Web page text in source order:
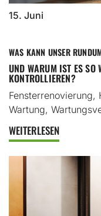
15. Juni
WAS KANN UNSER
UND WARUM IST ES SO
ONTROLLIEREN?
Fensterrenovierung,
Wartung,
WEITERLESEN